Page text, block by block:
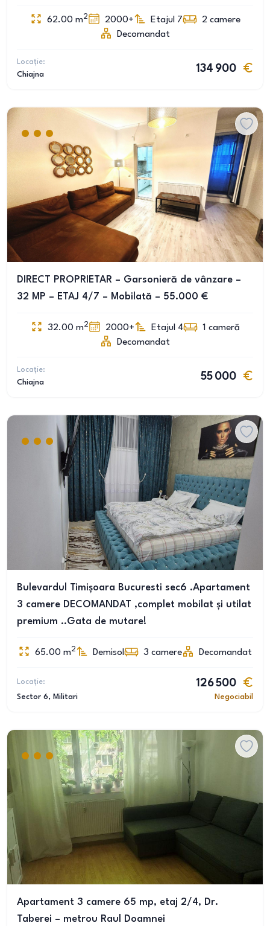
62.00 m2 2000+ Etajul 7 2 camere
Decomandat
Locație:
Chiajna
134 900
DIRECT PROPRIETAR – Garsonieră de vânzare –
32 MP – ETAJ 4/7 – Mobilată – 55.000 €
32.00 m2 2000+ Etajul 4 1 cameră
Decomandat
Locație:
Chiajna
55 000
Bulevardul Timișoara Bucuresti sec6 .Apartament
3 camere DECOMANDAT ,complet mobilat și utilat
premium ..Gata de mutare!
65.00 m2 Demisol 3 camere Decomandat
Locație:
Sector 6, Militari
126 500
Negociabil
Apartament 3 camere 65 mp, etaj 2/4, Dr.
Taberei – metrou Raul Doamnei